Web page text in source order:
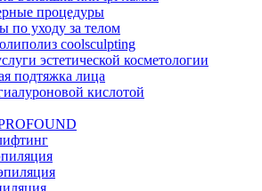
процедуры
по уходу за телом
coolsculpting
эстетической косметологии
подтяжка лица
кислотой